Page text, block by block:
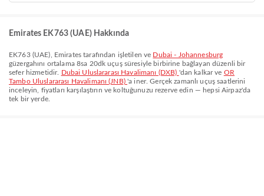
Emirates EK763 (UAE) Hakkında
EK763(UAE), Emiratestarafından işletilen ve Dubai - Johannesburg
güzergahını ortalama 8sa 20dk uçuş süresiyle birbirine bağlayan düzenli bir
sefer hizmetidir. Dubai Uluslararası Havalimanı (DXB) 'dan kalkar ve OR
Tambo Uluslararası Havalimanı (JNB)'a iner. Gerçek zamanlı uçuş saatlerini
inceleyin, fiyatları karşılaştırın ve koltuğunuzu rezerve edin — hepsi Airpaz'da
tek bir yerde.